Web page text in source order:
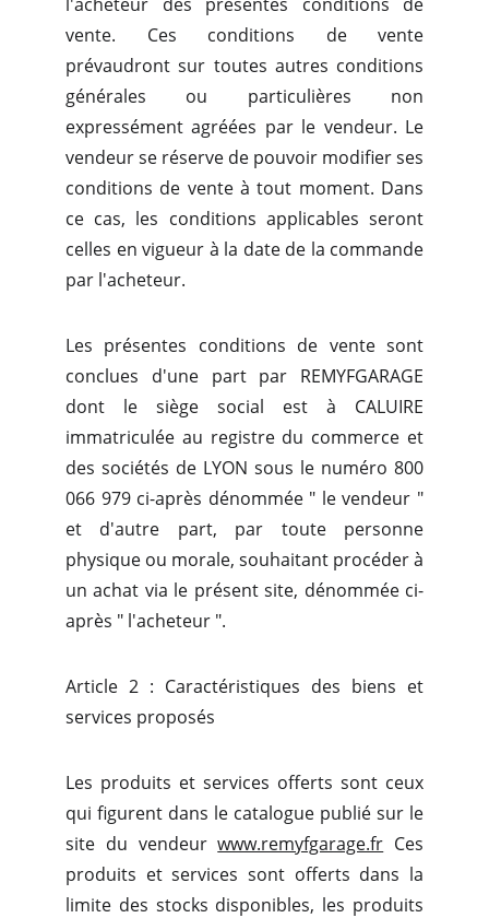
vente. Ces conditions de vente
prévaudront sur toutes autres conditions
générales ou particulières non
expressément agréées par le vendeur. Le
vendeur se réserve de pouvoir modifier ses
conditions de vente à tout moment. Dans
ce cas, les conditions applicables seront
celles en vigueur à la date de la commande
par l'acheteur.
Les présentes conditions de vente sont
conclues d'une part par REMYFGARAGE
dont le siège social est à CALUIRE
immatriculée au registre du commerce et
des sociétés de LYON sous le numéro 800
066 979 ci-après dénommée " le vendeur "
et d'autre part, par toute personne
physique ou morale, souhaitant procéder à
un achat via le présent site, dénommée ci-
après " l'acheteur ".
Article 2 : Caractéristiques des biens et
services proposés
Les produits et services offerts sont ceux
qui figurent dans le catalogue publié sur le
site du vendeurwww.remyfgarage.fr Ces
produits et services sont offerts dans la
limite des stocks disponibles, les produits